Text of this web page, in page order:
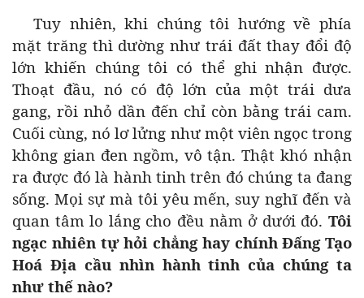
Tuy nhiên, khi chúng tôi hướng về phía
mặt trăng thì dường như trái đất thay đổi độ
lớn khiến chúng tôi có thể ghi nhận được.
Thoạt đầu, nó có độ lớn của một trái dưa
gang, rồi nhỏ dần đến chỉ còn bằng trái cam.
Cuối cùng, nó lơ lửng như một viên ngọc trong
không gian đen ngồm, vô tận. Thật khó nhận
ra được đó là hành tinh trên đó chúng ta đang
sống. Mọi sự mà tôi yêu mến, suy nghĩ đến và
quan tâm lo lắng cho đều nằm ở dưới đó. Tôi
ngạc nhiên tự hỏi chẳng hay chính Đấng Tạo
Hoá Địa cầu nhìn hành tinh của chúng ta
như thế nào?